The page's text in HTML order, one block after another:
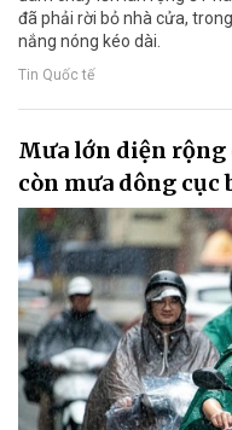
đã phải rời bỏ nhà cửa,
nắng nóng kéo dài.
Tin Quốc tế
Mưa lớn diện rộng
còn mưa dông cục